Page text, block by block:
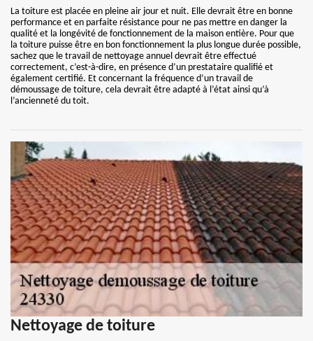
La toiture est placée en pleine air jour et nuit. Elle devrait être en bonne
performance et en parfaite résistance pour ne pas mettre en danger la
qualité et la longévité de fonctionnement de la maison entière. Pour que
la toiture puisse être en bon fonctionnement la plus longue durée possible,
sachez que le travail de nettoyage annuel devrait être effectué
correctement, c’est-à-dire, en présence d’un prestataire qualifié et
également certifié. Et concernant la fréquence d’un travail de
démoussage de toiture, cela devrait être adapté à l’état ainsi qu’à
l’ancienneté du toit.
Nettoyage de toiture